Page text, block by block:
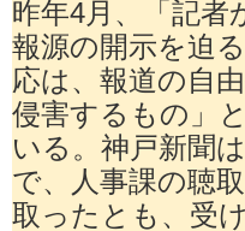
昨年4月、「記者
報源の開示を迫
応は、報道の自
侵害するもの」
いる。神戸新聞
で、人事課の聴
取ったとも、受